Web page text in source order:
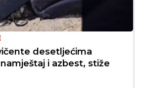
desetljećima
i azbest, stiže